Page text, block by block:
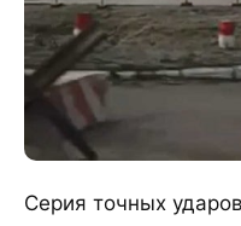
Серия точных